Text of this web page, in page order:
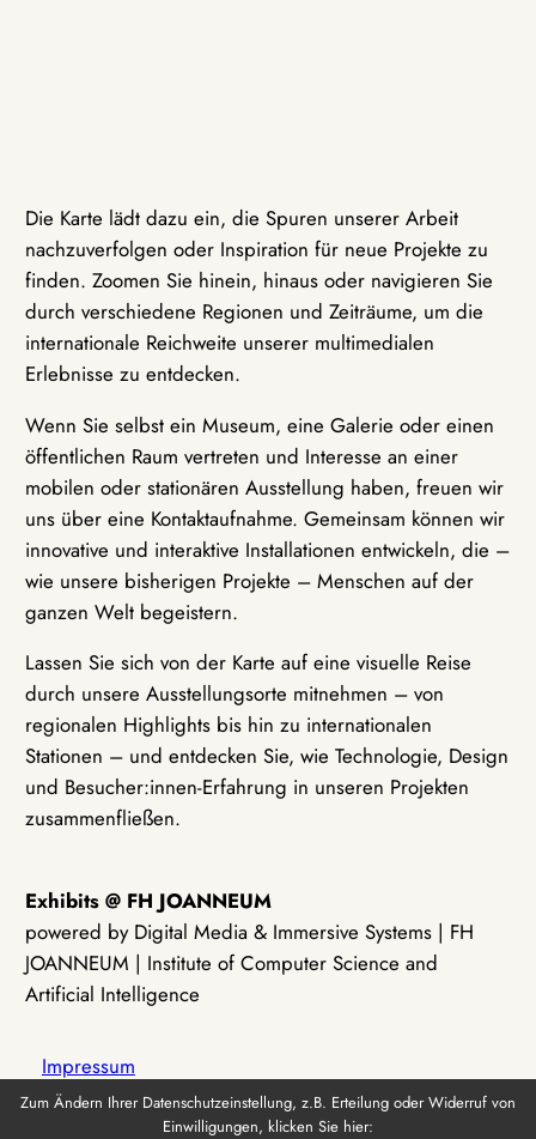
Die Karte lädt dazu ein, die Spuren unserer Arbeit
nachzuverfolgen oder Inspiration für neue Projekte zu
finden. Zoomen Sie hinein, hinaus oder navigieren Sie
durch verschiedene Regionen und Zeiträume, um die
internationale Reichweite unserer multimedialen
Erlebnisse zu entdecken.
Wenn Sie selbst ein Museum, eine Galerie oder einen
öffentlichen Raum vertreten und Interesse an einer
mobilen oder stationären Ausstellung haben, freuen wir
uns über eine Kontaktaufnahme. Gemeinsam können wir
innovative und interaktive Installationen entwickeln, die –
wie unsere bisherigen Projekte – Menschen auf der
ganzen Welt begeistern.
Lassen Sie sich von der Karte auf eine visuelle Reise
durch unsere Ausstellungsorte mitnehmen – von
regionalen Highlights bis hin zu internationalen
Stationen – und entdecken Sie, wie Technologie, Design
und Besucher:innen-Erfahrung in unseren Projekten
zusammenfließen.
Exhibits @ FH JOANNEUM
powered by Digital Media & Immersive Systems | FH
JOANNEUM | Institute of Computer Science and
Artificial Intelligence
Impressum
Zum Ändern Ihrer Datenschutzeinstellung, z.B. Erteilung oder Widerruf von
Einwilligungen, klicken Sie hier: